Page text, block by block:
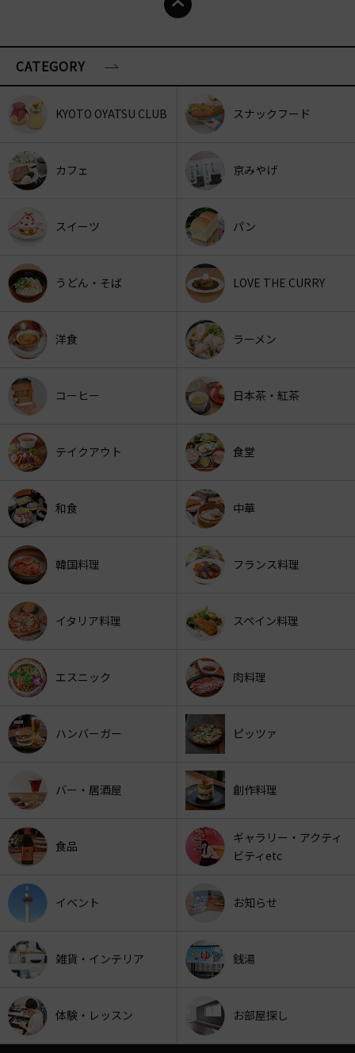
CATEGORY
KYOTO OYATSU CLUB スナックフード
カフェ 京みやげ
スイーツ パン
うどん・そば LOVE THE CURRY
洋食 ラーメン
コーヒー 日本茶・紅茶
テイクアウト 食堂
和食 中華
韓国料理 フランス料理
イタリア料理 スペイン料理
エスニック 肉料理
ハンバーガー ピッツァ
バー・居酒屋 創作料理
食品
ギャラリー・アクティ
ビティetc
イベント お知らせ
雑貨・インテリア 銭湯
体験・レッスン お部屋探し